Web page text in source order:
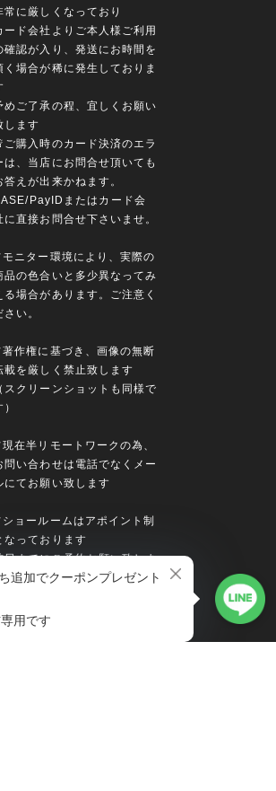
常に厳しくなっており
ード会社よりご本人様ご利用
確認が入り、発送にお時間を
く場合が稀に発生しておりま
めご了承の程、宜しくお願い
します
ご購入時のカード決済のエラ
は、当店にお問合せ頂いても
答えが出来かねます。
PayIDまたはカード会
に直接お問合せ下さいませ。
ニター環境により、実際の
品の色合いと多少異なってみ
る場合があります。ご注意く
さい。
作権に基づき、画像の無断
載を厳しく禁止致します
スクリーンショットも同様で
在半リモートワークの為、
問い合わせは電話でなくメー
にてお願い致します
ョールームはアポイント制
なっております
日までにご予約お願い致しま